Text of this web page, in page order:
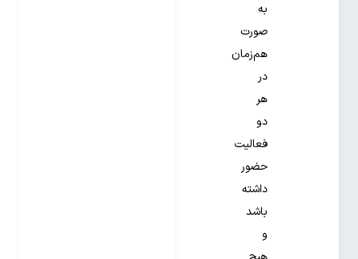
به
صورت
هم‌زمان
در
هر
دو
فعالیت
حضور
داشته
باشد
و